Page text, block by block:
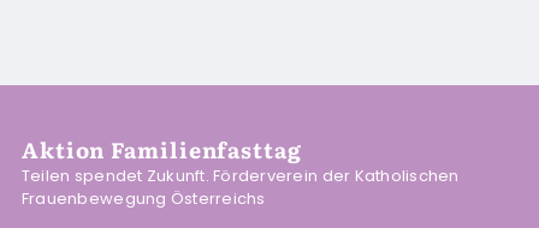
Aktion Familienfasttag
Teilen spendet Zukunft. Förderverein der Katholischen
Frauenbewegung Österreichs